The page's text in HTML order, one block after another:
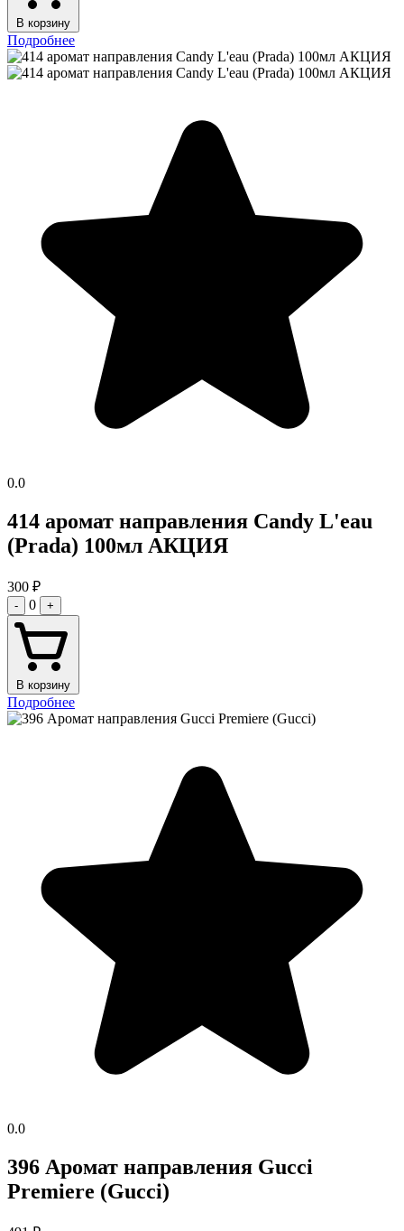
В корзину
Подробнее
0.0
414 аромат направления Candy L'eau
(Prada) 100мл АКЦИЯ
300 ₽
- 0 +
В корзину
Подробнее
0.0
396 Аромат направления Gucci
Premiere (Gucci)